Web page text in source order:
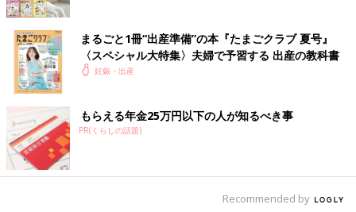
バシャっと破水
帝王切開になる可能性もある為、術前検
先生に内診して刺激してもらったら心拍復活。しばらく様子見る
泣きそうになった
とりあえず心拍安定
18:45
まるごと1冊“出産準備”の本『たまごクラブ 夏号』
〈スペシャル大特集〉夫婦で予習する 出産の教科書
妊娠・出産
もらえる年金25万円以下の人が知るべき事
PR(くらしの話題)
Recommended by